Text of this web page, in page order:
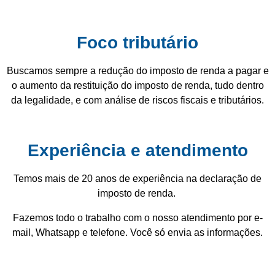
Foco tributário
Buscamos sempre a redução do imposto de renda a pagar e
o aumento da restituição do imposto de renda, tudo dentro
da legalidade, e com análise de riscos fiscais e tributários.
Experiência e atendimento
Temos mais de 20 anos de experiência na declaração de
imposto de renda.
Fazemos todo o trabalho com o nosso atendimento por e-
mail, Whatsapp e telefone. Você só envia as informações.